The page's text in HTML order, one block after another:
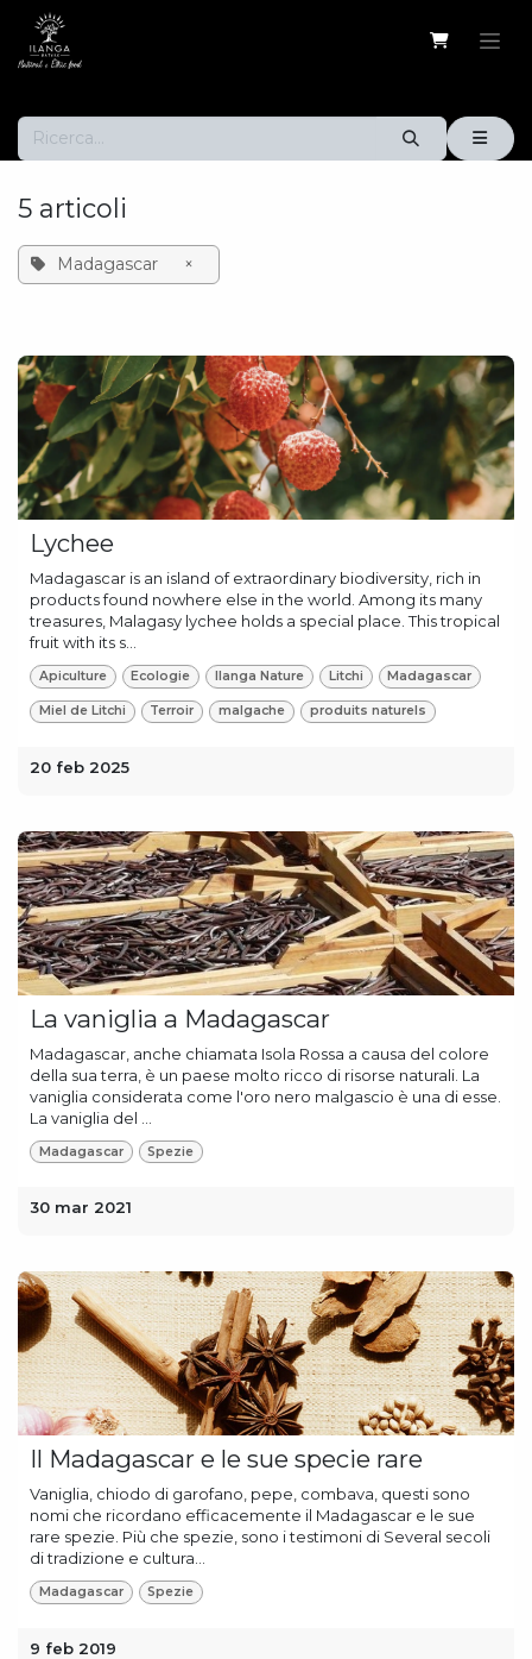
Passa al contenuto
5 articoli
Madagascar ×
Lychee
Madagascar is an island of extraordinary biodiversity, rich in
products found nowhere else in the world. Among its many
treasures, Malagasy lychee holds a special place. This tropical
fruit with its s...
Apiculture Ecologie Ilanga Nature Litchi Madagascar
Miel de Litchi Terroir malgache produits naturels
20 feb 2025
La vaniglia a Madagascar
Madagascar, anche chiamata Isola Rossa a causa del colore
della sua terra, è un paese molto ricco di risorse naturali. La
vaniglia considerata come l'oro nero malgascio è una di esse.
La vaniglia del ...
Madagascar Spezie
30 mar 2021
Il Madagascar e le sue specie rare
Vaniglia, chiodo di garofano, pepe, combava, questi sono
nomi che ricordano efficacemente il Madagascar e le sue
rare spezie. Più che spezie, sono i testimoni di Several secoli
di tradizione e cultura...
Madagascar Spezie
9 feb 2019